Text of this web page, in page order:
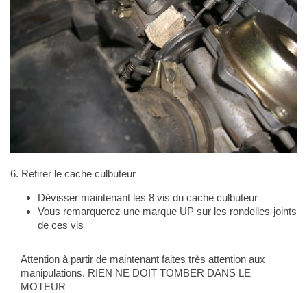
6. Retirer le cache culbuteur
Dévisser maintenant les 8 vis du cache culbuteur
Vous remarquerez une marque UP sur les rondelles-joints
de ces vis
Attention à partir de maintenant faites très attention aux
manipulations. RIEN NE DOIT TOMBER DANS LE
MOTEUR